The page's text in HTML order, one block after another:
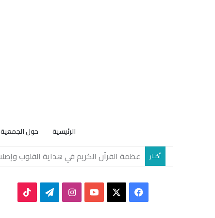
الرئيسية حول الجمعية
أخبـار الصيف ووهمُ الرّاحة
Facebook
YouTube
Instagram
Telegram